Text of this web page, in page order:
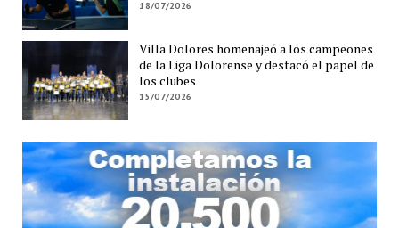
18/07/2026
Villa Dolores homenajeó a los campeones
de la Liga Dolorense y destacó el papel de
los clubes
15/07/2026